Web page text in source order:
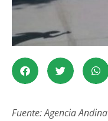
Fuente: Agencia Andina